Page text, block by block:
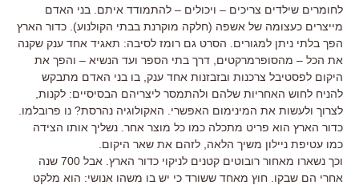
לחומרים שילדים צריכים – ויכולים – להתמודד איתם. בני האדם
מייצרים כעצומה של אשפה (חלקה מוקרנת בבתי הקולנוע). כדור הארץ
הפך בלתי ניתן למגורים. הסרט גם רומז לסיבה: תאגיד אחד ענק שקנה
את הכל – מהסופרמרקטים, דרך בתי הספר ועד הנשיא – והפך את
היקום לפסטיבל צרכנות ובזבזנות אחד ענק, בו בני האדם מתבקש
להניח לחוש האחריות שלהם ולהתמסר ליצריהם הבסיסיים: לקנות,
לצרוך ולעשות את המינימום האפשרי. האקולוגיה נהרסת? נו פרובלמו.
כדור הארץ הוא פריט מתכלה כמו כל מוצר אחר. נשליך אותו הצידה
כמו עטיפת ניילון משיך הלאה, לזהם את שאר היקום.
וכך נשארו מאחור רובוטים קטנים לניקוי כדור הארץ. אבל 700 שנה
אחרי הם שבקו. חוץ מאחד ששורד כי יש בו משהו אנושי: הוא מלקט